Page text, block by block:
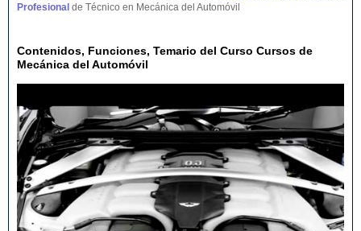
Profesional de Técnico en Mecánica del Automóvil
Contenidos, Funciones, Temario del Curso Cursos de
Mecánica del Automóvil